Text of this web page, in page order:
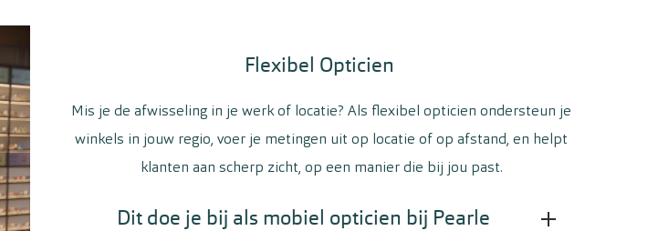
Flexibel Opticien
Mis je de afwisseling in je werk of locatie? Als flexibel opticien ondersteun je
winkels in jouw regio, voer je metingen uit op locatie of op afstand, en helpt
klanten aan scherp zicht, op een manier die bij jou past.
Dit doe je bij als mobiel opticien bij Pearle